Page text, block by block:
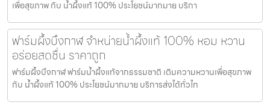
เพื่อสุขภาพ กับ น้ำผึ้งแท้ 100% ประโยชน์มากมาย บริกา
ฟาร์มผึ้งบึงกาฬ จำหน่ายน้ำผึ้งแท้ 100% หอม หวาน
อร่อยสดชื่น ราคาถูก
ฟาร์มผึ้งบึงกาฬ ฟาร์มน้ำผึ้งแท้จากธรรมชาติ เติมความหวานเพื่อสุขภาพ
กับ น้ำผึ้งแท้ 100% ประโยชน์มากมาย บริการส่งได้ทั่วไท